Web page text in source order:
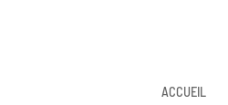
ACCUEIL